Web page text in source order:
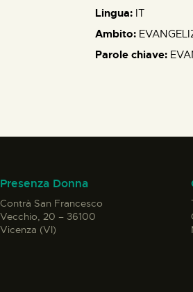
Lingua: IT
Ambito:
Parole chiave:
Presenza Donna
Contrà San Francesco
Vecchio, 20 – 36100
Vicenza (VI)